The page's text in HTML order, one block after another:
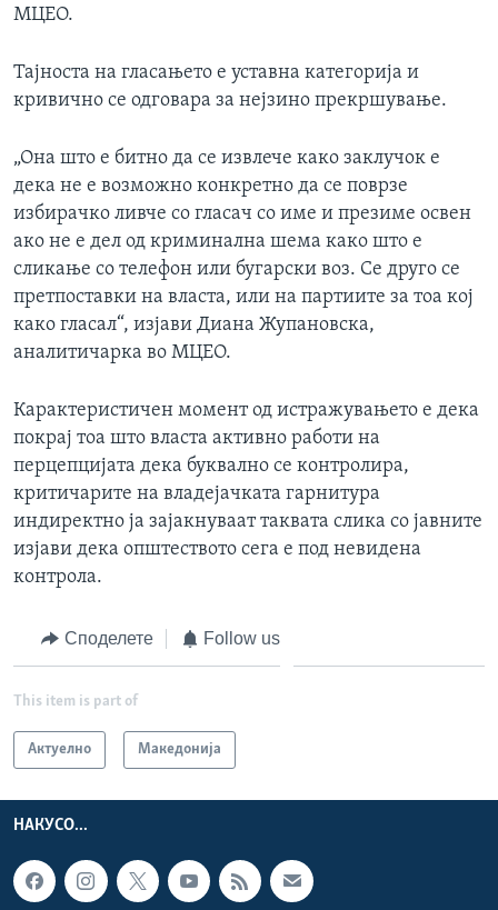
МЦЕО.
Тајноста на гласањето е уставна категорија и
кривично се одговара за нејзино прекршување.
„Она што е битно да се извлече како заклучок е
дека не е возможно конкретно да се поврзе
избирачко ливче со гласач со име и презиме освен
ако не е дел од криминална шема како што е
сликање со телефон или бугарски воз. Се друго се
претпоставки на власта, или на партиите за тоа кој
како гласал“, изјави Диана Жупановска,
аналитичарка во МЦЕО.
Карактеристичен момент од истражувањето е дека
покрај тоа што власта активно работи на
перцепцијата дека буквално се контролира,
критичарите на владејачката гарнитура
индиректно ја зајакнуваат таквата слика со јавните
изјави дека општеството сега е под невидена
контрола.
Споделете Follow us
This item is part of
Актуелно Македонија
НАКУСО...